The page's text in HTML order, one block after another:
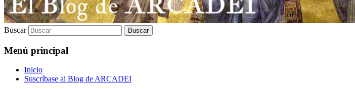
Buscar
Menú principal
Inicio
Suscríbase al Blog de ARCADEI